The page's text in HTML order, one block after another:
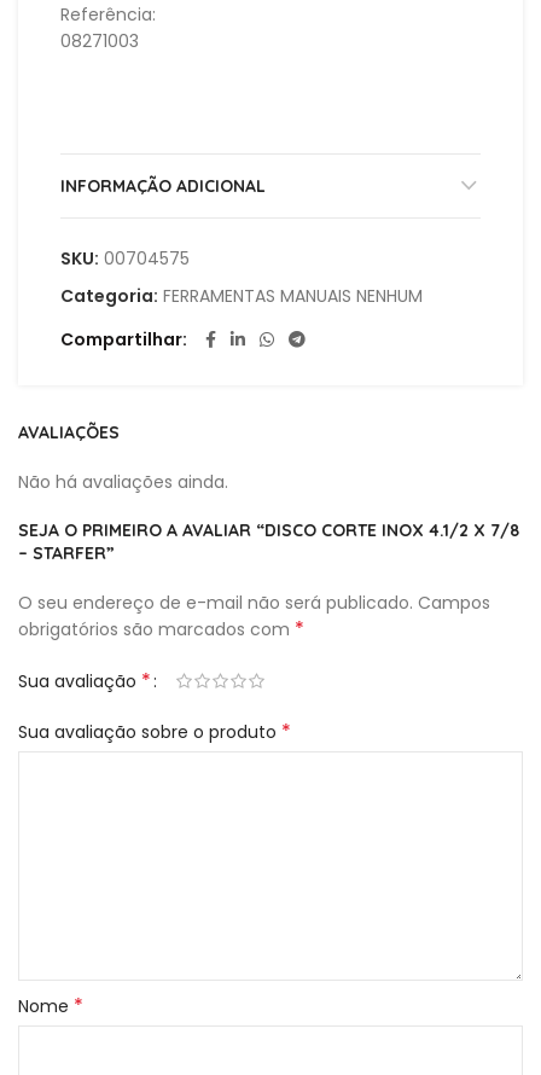
Referência:
08271003
INFORMAÇÃO ADICIONAL
SKU: 00704575
Categoria: FERRAMENTAS MANUAIS NENHUM
Compartilhar
AVALIAÇÕES
Não há avaliações ainda.
SEJA O PRIMEIRO A AVALIAR “DISCO CORTE INOX 4.1/2 X 7/8
– STARFER”
O seu endereço de e-mail não será publicado. Campos
obrigatórios são marcados com *
Sua avaliação *
Sua avaliação sobre o produto *
Nome *